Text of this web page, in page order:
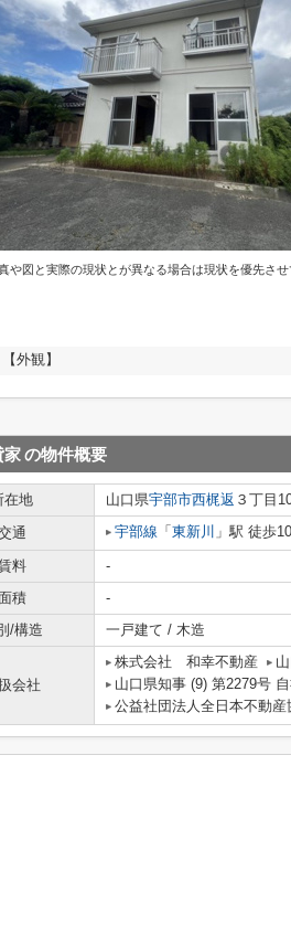
や図と実際の現状とが異なる場合は現状を優先さ
【外観】
家の物件概要
在地 山口県宇部市西梶返 ３丁目
通
宇部線 「 東新川 」駅 徒歩
料 -
積
-
/構造
一戸建て / 木造
会社
株式会社 和幸不動産
山口県知事 (9) 第2279号
公益社団法人全日本不動産